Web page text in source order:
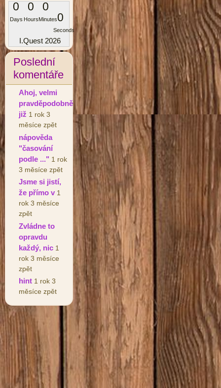
0
Days
0
Hours
0
Minutes0
Seconds
I.Quest 2026
Poslední
komentáře
Ahoj, velmi
pravděpodobně
již 1 rok 3
měsíce zpět
nápověda
"časování
podle ..." 1 rok
3 měsíce zpět
Jsme si jistí,
že přímo v 1
rok 3 měsíce
zpět
Zvládne to
opravdu
každý, nic 1
rok 3 měsíce
zpět
hint 1 rok 3
měsíce zpět